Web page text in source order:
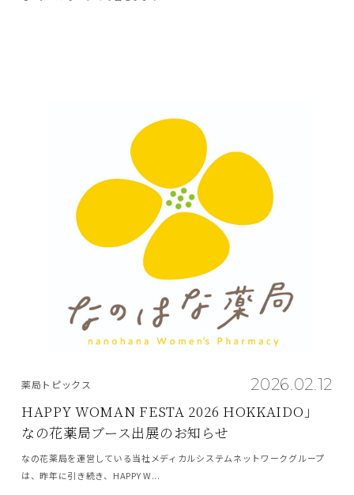
2026.02.12
薬局トピックス
HAPPY WOMAN FESTA 2026 HOKKAIDO」
なの花薬局ブース出展のお知らせ
なの花薬局を運営している当社メディカルシステムネットワークグループ
は、昨年に引き続き、HAPPY W...